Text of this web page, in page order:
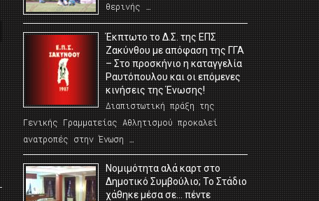
θερινής …
Έκπτωτο το Δ.Σ. της ΕΠΣ
Ζακύνθου με απόφαση της ΓΓΑ
– Στο προσκήνιο η καταγγελία
Ραυτόπουλου και οι επόμενες
κινήσεις της Ένωσης!
Διαπιστωτική πράξη της
Γενικής Γραμματείας Αθλητισμού προκαλεί
ανατροπές στην Ένωση …
Νομιμότητα αλά καρτ στο
Δημοτικό Συμβούλιο; Το Στάδιο
χάθηκε μέσα σε… πέντε